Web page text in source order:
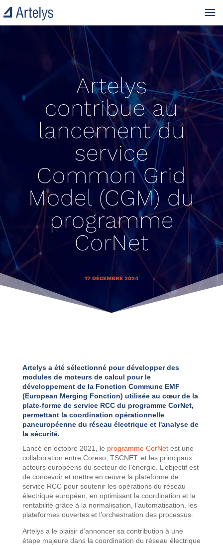
Artelys
contribue au
lancement du
service
Common Grid
Model (CGM) du
programme
CorNet
17 DÉCEMBRE 2024
Artelys a été sélectionné pour développer des
modules de moteurs de calcul pour le
développement de la Fonction Commune EMF
(European Merging Fonction) utilisée au cœur de la
plate-forme de service RCC du programme CorNet,
permettant la coordination opérationnelle
paneuropéenne du réseau électrique et l'analyse de
la sécurité.
Lancé en octobre 2021, le programme CorNetest une
collaboration entre Coreso, TSCNET, et les principaux
acteurs européens du secteur de l’énergie. L’objectif est
de concevoir et mettre en œuvre la plateforme de
service RCC pour soutenir les opérations du réseau
électrique européen, en optimisant la coordination et la
rentabilité grâce à la normalisation, l’automatisation, les
plateformes ouvertes et l’orchestration des processus.
Artelys a le plaisir d’annoncer sa contribution à une
étape majeure dans la coordination du réseau électrique